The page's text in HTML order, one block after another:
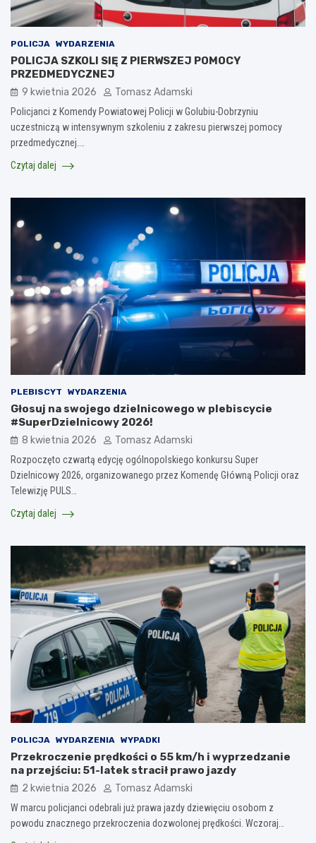
POLICJA WYDARZENIA
POLICJA SZKOLI SIĘ Z PIERWSZEJ POMOCY
PRZEDMEDYCZNEJ
9 kwietnia 2026 Tomasz Adamski
Policjanci z Komendy Powiatowej Policji w Golubiu-Dobrzyniu
uczestniczą w intensywnym szkoleniu z zakresu pierwszej pomocy
przedmedycznej.…
Czytaj dalej
PLEBISCYT WYDARZENIA
Głosuj na swojego dzielnicowego w plebiscycie
#SuperDzielnicowy 2026!
8 kwietnia 2026 Tomasz Adamski
Rozpoczęto czwartą edycję ogólnopolskiego konkursu Super
Dzielnicowy 2026, organizowanego przez Komendę Główną Policji oraz
Telewizję PULS…
Czytaj dalej
POLICJA WYDARZENIA WYPADKI
Przekroczenie prędkości o 55 km/h i wyprzedzanie
na przejściu: 51-latek stracił prawo jazdy
2 kwietnia 2026 Tomasz Adamski
W marcu policjanci odebrali już prawa jazdy dziewięciu osobom z
powodu znacznego przekroczenia dozwolonej prędkości. Wczoraj…